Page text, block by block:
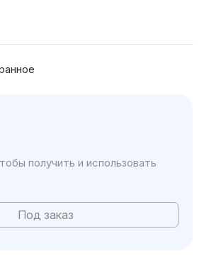
получить и использовать
Под заказ